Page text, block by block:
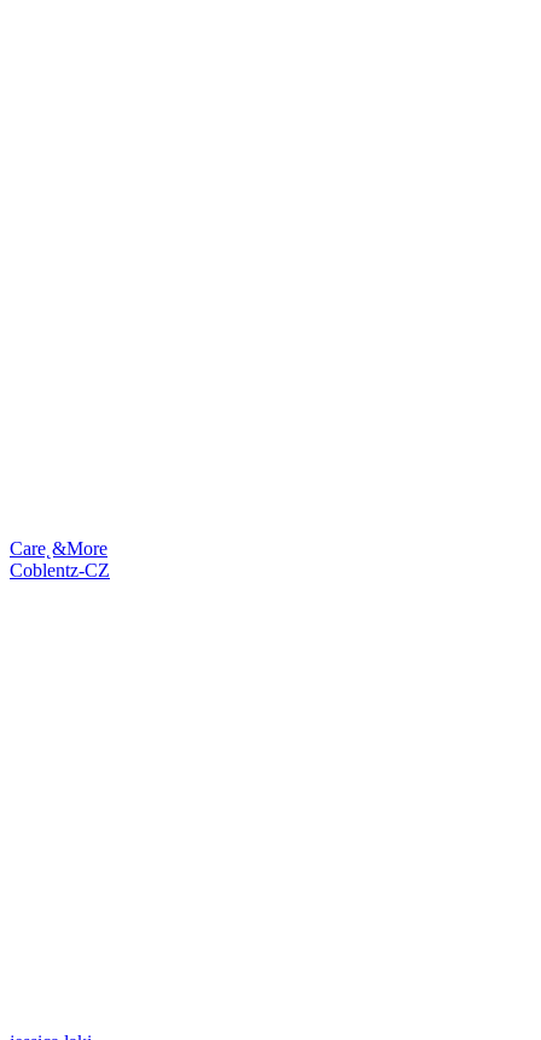
Care˛&More
Coblentz-CZ